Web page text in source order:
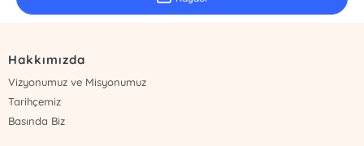
Hakkımızda
Vizyonumuz ve Misyonumuz
Tarihçemiz
Basında Biz